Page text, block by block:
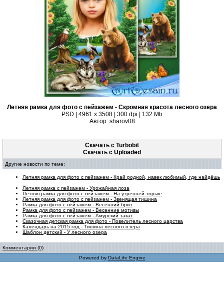
Летняя рамка для фото с пейзажем - Скромная красота лесного озера
PSD | 4961 х 3508 | 300 dpi | 132 Mb
Автор: sharov08
Скачать с Turbobit
Скачать с Uploaded
Другие новости по теме:
Летняя рамка для фото с пейзажем - Край родной, навек любимый, где найдёшь
Летняя рамка с пейзажем - Урожайная лоза
Летняя рамка для фото с пейзажем - На утренней зорьке
Летняя рамка для фото с пейзажем - Звенящая тишина
Рамка для фото с пейзажем - Весенний бриз
Рамка для фото с пейзажем - Весенние мотивы
Рамка для фото с пейзажем - Амурский закат
Сказочная детская рамка для фото - Повелитель лесного царства
Календарь на 2015 год - Тишина лесного озера
Шаблон детский - У лесного озера
Комментарии (0)
Powered by DataLife Engine